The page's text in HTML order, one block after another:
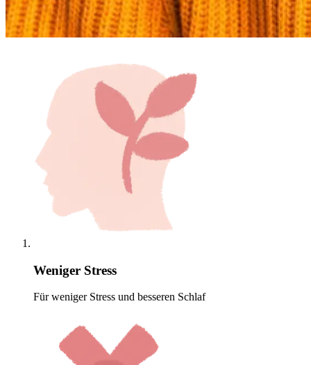
Weniger Stress
Für weniger Stress und besseren Schlaf